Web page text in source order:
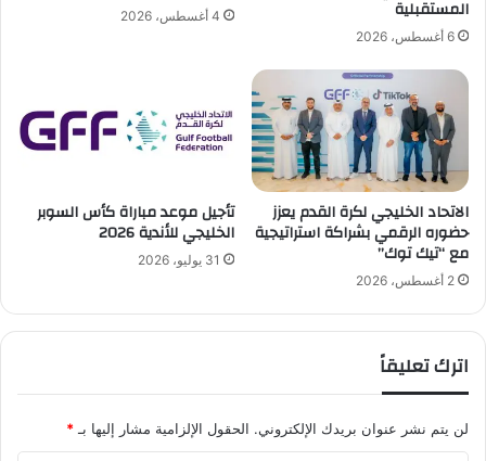
ن
ب
س
ح
م
د
س
ا
ع
ة
المستقبلية
6 أغسطس، 2026
4 أغسطس، 2026
الاتحاد الخليجي لكرة القدم يعزز
حضوره الرقمي بشراكة استراتيجية
مع “تيك توك”
2 أغسطس، 2026
تأجيل موعد مباراة كأس السوبر
الخليجي للأندية 2026
31 يوليو، 2026
اترك تعليقاً
لن يتم نشر عنوان بريدك الإلكتروني. الحقول الإلزامية مشار إليها بـ *